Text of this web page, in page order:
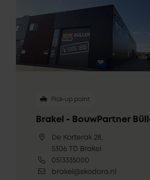
Pick-up point
Brakel - BouwPartner
De Korterak 28,
5306 TD Brakel
0513335000
brakel@skodora.nl